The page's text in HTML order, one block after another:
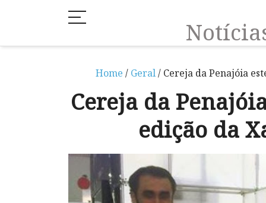
Home / Geral/ Cereja da Penajóia
Cereja da
edição da